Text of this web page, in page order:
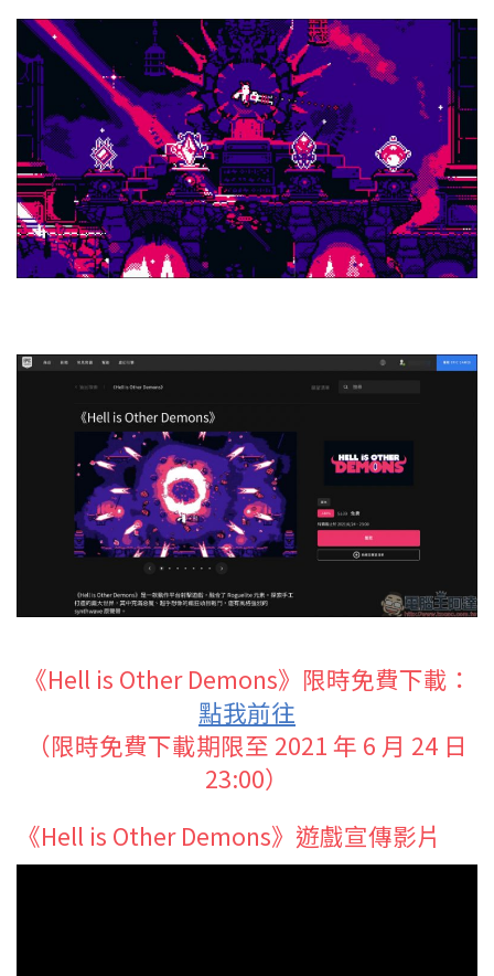
《Hell is Other Demons》限時免費下載：
點我前往
（限時免費下載期限至 2021 年 6 月 24 日
23:00）
《Hell is Other Demons》遊戲宣傳影片